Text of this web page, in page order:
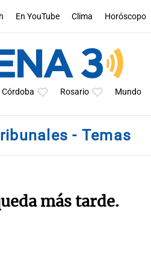
En YouTube Clima Horóscopo
Córdoba Rosario Mundo
- Temas
más tarde.